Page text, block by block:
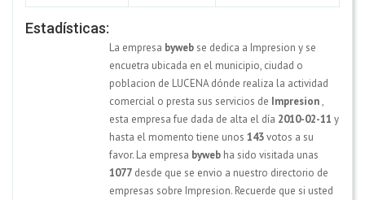
Estadísticas:
La empresa bywebse dedica a Impresion y se
encuetra ubicada en el municipio, ciudad o
poblacion de LUCENA dónde realiza la actividad
comercial o presta sus servicios de Impresion,
esta empresa fue dada de alta el día 2010-02-11 y
hasta el momento tiene unos 143votos a su
favor. La empresa byweb ha sido visitada unas
1077 desde que se envio a nuestro directorio de
empresas sobre Impresion. Recuerde que si usted